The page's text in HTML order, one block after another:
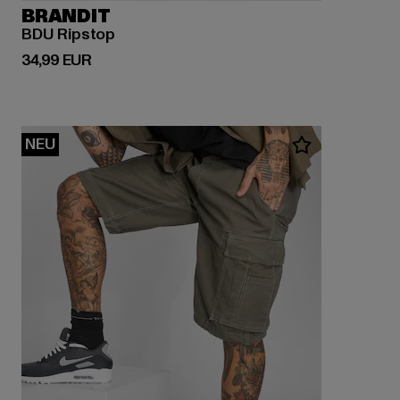
BRANDIT
BDU Ripstop
34,99 EUR
Derzeitiger Preis: 34,99 EUR
NEU